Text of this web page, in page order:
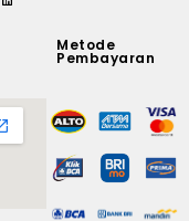
Metode
Pembayaran